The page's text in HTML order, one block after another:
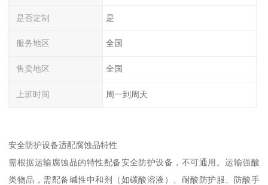
是否定制 是
服务地区 全国
售卖地区 全国
上班时间 周一到周天
安全防护设备适配腐蚀品特性​
需根据运输腐蚀品的特性配备安全防护设备，不可通用。运输强酸
类物品，需配备碱性中和剂（如碳酸溶液）、耐酸防护服、防酸手